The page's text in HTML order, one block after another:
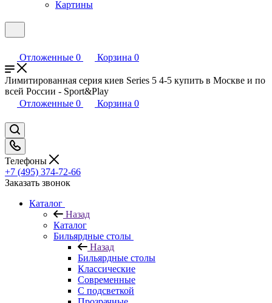
Картины
Отложенные 0 Корзина 0
Лимитированная серия киев Series 5 4-5 купить в Москве и по
всей России - Sport&Play
Отложенные 0 Корзина 0
Телефоны
+7 (495) 374-72-66
Заказать звонок
Каталог
Назад
Каталог
Бильярдные столы
Назад
Бильярдные столы
Классические
Современные
С подсветкой